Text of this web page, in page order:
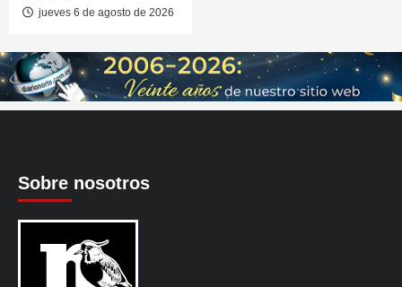
jueves 6 de agosto de 2026
Sobre nosotros